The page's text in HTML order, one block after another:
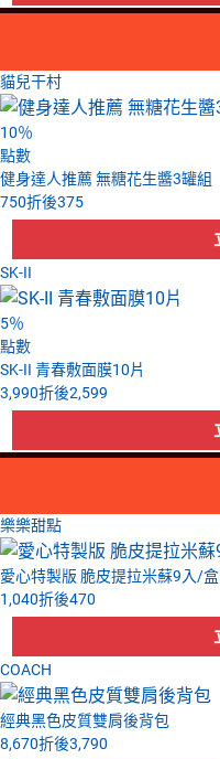
貓兒干村
10％
點數
健身達人推薦 無糖花生醬3罐組
750折後375
SK-II
5％
點數
SK-II 青春敷面膜10片
3,990折後2,599
樂樂甜點
愛心特製版 脆皮提拉米蘇9入/盒
1,040折後470
COACH
經典黑色皮質雙肩後背包
8,670折後3,790